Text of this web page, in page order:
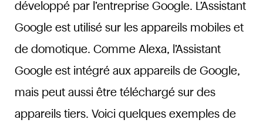
développé par l’entreprise Google. L’Assistant
Google est utilisé sur les appareils mobiles et
de domotique. Comme Alexa, l’Assistant
Google est intégré aux appareils de Google,
mais peut aussi être téléchargé sur des
appareils tiers. Voici quelques exemples de